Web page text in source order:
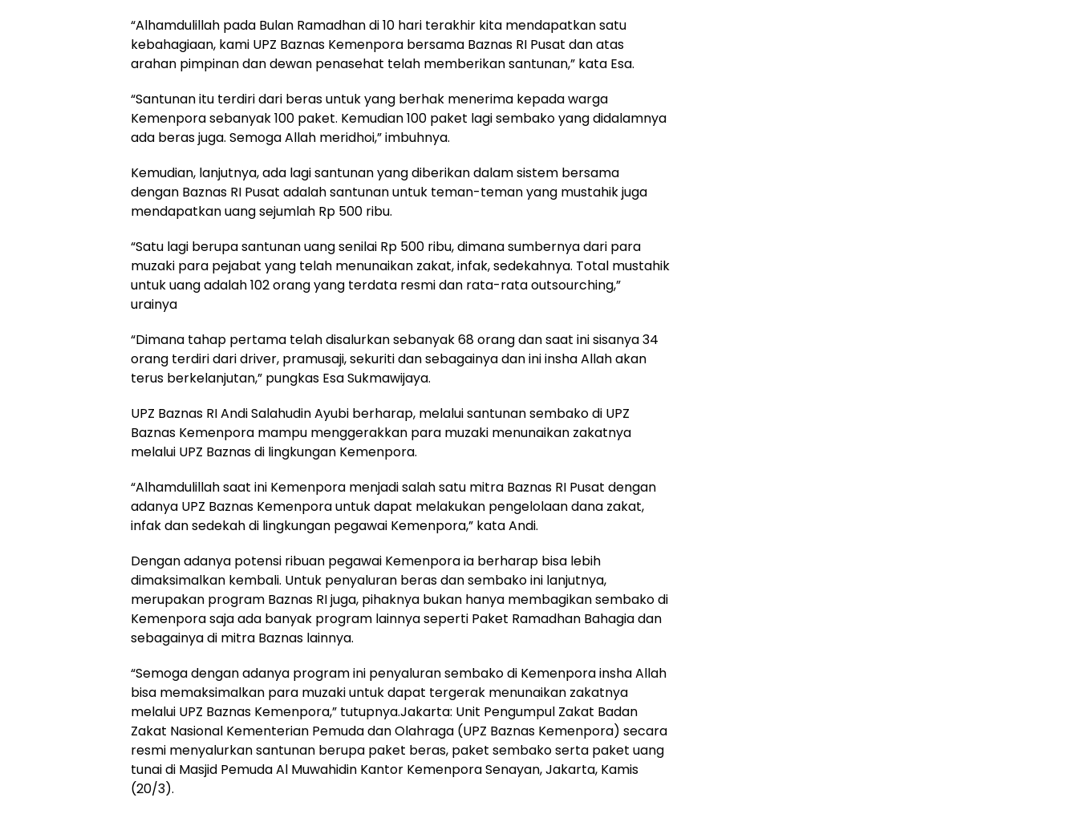
“Alhamdulillah pada Bulan Ramadhan di 10 hari terakhir kita mendapatkan satu
kebahagiaan, kami UPZ Baznas Kemenpora bersama Baznas RI Pusat dan atas
arahan pimpinan dan dewan penasehat telah memberikan santunan,” kata Esa.
“Santunan itu terdiri dari beras untuk yang berhak menerima kepada warga
Kemenpora sebanyak 100 paket. Kemudian 100 paket lagi sembako yang didalamnya
ada beras juga. Semoga Allah meridhoi,” imbuhnya.
Kemudian, lanjutnya, ada lagi santunan yang diberikan dalam sistem bersama
dengan Baznas RI Pusat adalah santunan untuk teman-teman yang mustahik juga
mendapatkan uang sejumlah Rp 500 ribu.
“Satu lagi berupa santunan uang senilai Rp 500 ribu, dimana sumbernya dari para
muzaki para pejabat yang telah menunaikan zakat, infak, sedekahnya. Total mustahik
untuk uang adalah 102 orang yang terdata resmi dan rata-rata outsourching,”
urainya
“Dimana tahap pertama telah disalurkan sebanyak 68 orang dan saat ini sisanya 34
orang terdiri dari driver, pramusaji, sekuriti dan sebagainya dan ini insha Allah akan
terus berkelanjutan,” pungkas Esa Sukmawijaya.
UPZ Baznas RI Andi Salahudin Ayubi berharap, melalui santunan sembako di UPZ
Baznas Kemenpora mampu menggerakkan para muzaki menunaikan zakatnya
melalui UPZ Baznas di lingkungan Kemenpora.
“Alhamdulillah saat ini Kemenpora menjadi salah satu mitra Baznas RI Pusat dengan
adanya UPZ Baznas Kemenpora untuk dapat melakukan pengelolaan dana zakat,
infak dan sedekah di lingkungan pegawai Kemenpora,” kata Andi.
Dengan adanya potensi ribuan pegawai Kemenpora ia berharap bisa lebih
dimaksimalkan kembali. Untuk penyaluran beras dan sembako ini lanjutnya,
merupakan program Baznas RI juga, pihaknya bukan hanya membagikan sembako di
Kemenpora saja ada banyak program lainnya seperti Paket Ramadhan Bahagia dan
sebagainya di mitra Baznas lainnya.
“Semoga dengan adanya program ini penyaluran sembako di Kemenpora insha Allah
bisa memaksimalkan para muzaki untuk dapat tergerak menunaikan zakatnya
melalui UPZ Baznas Kemenpora,” tutupnya.Jakarta: Unit Pengumpul Zakat Badan
Zakat Nasional Kementerian Pemuda dan Olahraga (UPZ Baznas Kemenpora) secara
resmi menyalurkan santunan berupa paket beras, paket sembako serta paket uang
tunai di Masjid Pemuda Al Muwahidin Kantor Kemenpora Senayan, Jakarta, Kamis
(20/3).